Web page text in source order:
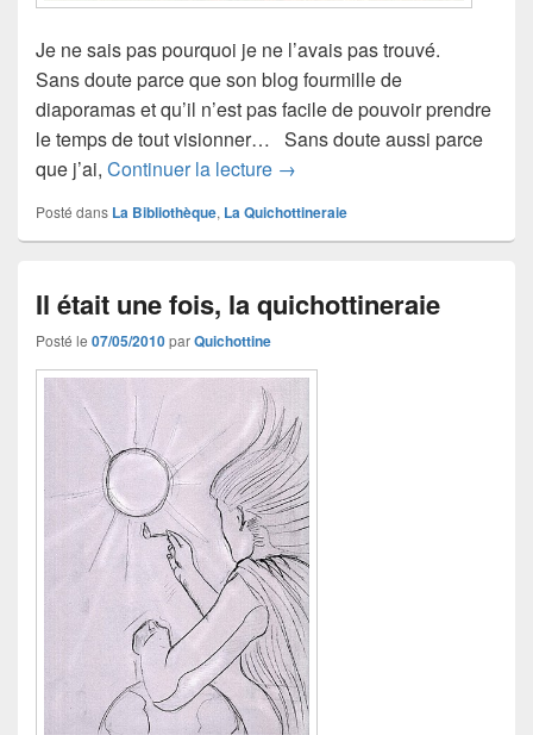
Je ne sais pas pourquoi je ne l’avais pas trouvé.
Sans doute parce que son blog fourmille de
diaporamas et qu’il n’est pas facile de pouvoir prendre
le temps de tout visionner… Sans doute aussi parce
que j’ai, Continuer la lecture Le quichottinier de Jackline
→
Posté dans La Bibliothèque, La Quichottineraie
Il était une fois, la quichottineraie
Posté le 07/05/2010parQuichottine